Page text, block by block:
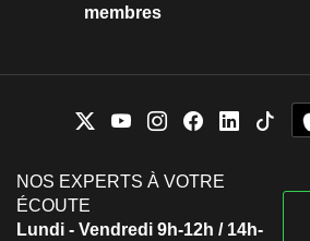
membres
NOS EXPERTS À VOTRE
ÉCOUTE
Lundi - Vendredi 9h-12h / 14h-